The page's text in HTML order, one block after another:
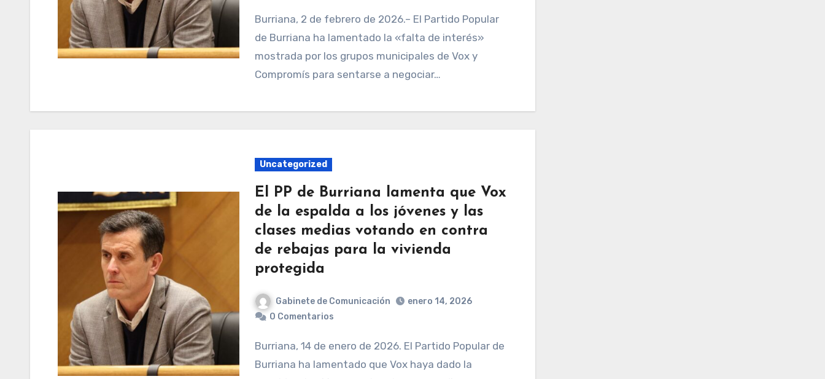
Burriana, 2 de febrero de 2026.– El Partido Popular
de Burriana ha lamentado la «falta de interés»
mostrada por los grupos municipales de Vox y
Compromís para sentarse a negociar…
Uncategorized
El PP de Burriana lamenta que Vox
de la espalda a los jóvenes y las
clases medias votando en contra
de rebajas para la vivienda
protegida
Gabinete de Comunicación
enero 14, 2026
0 Comentarios
Burriana, 14 de enero de 2026. El Partido Popular de
Burriana ha lamentado que Vox haya dado la